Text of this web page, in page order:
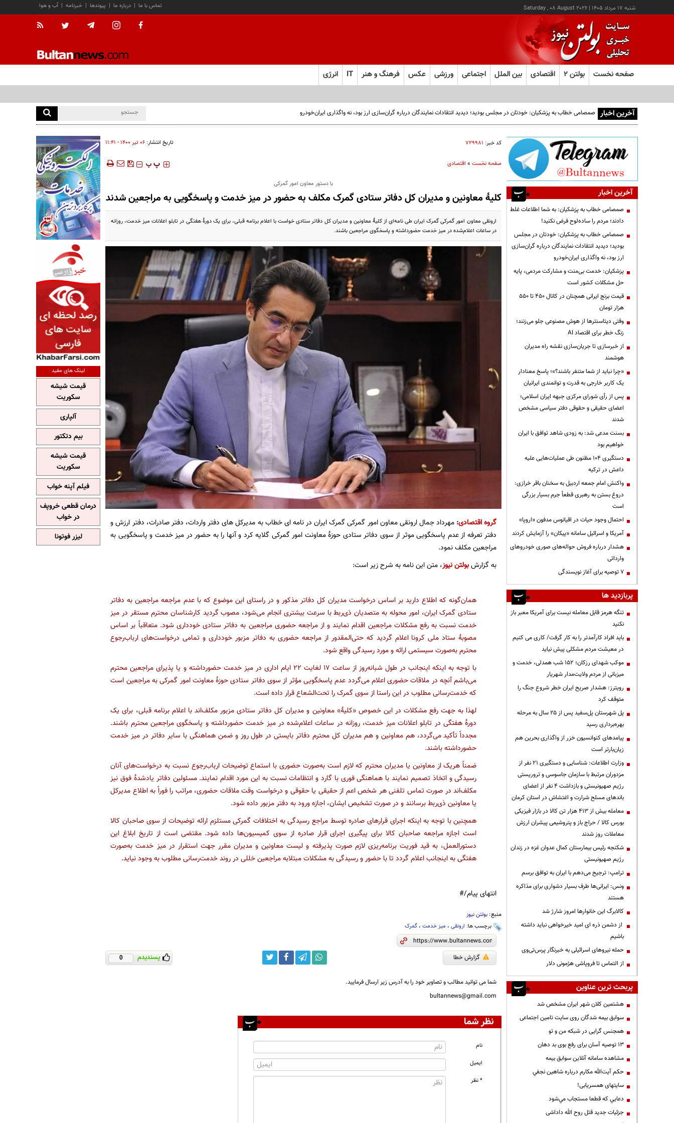
شنبه ۱۷ مرداد ۱۴۰۵ |
Saturday , 08 August 2026 آب و هوا | خبرنامه | پیوندها | درباره ما | تماس با ما
صفحه نخست بولتن ۲ اقتصادی بین الملل اجتماعی ورزشی عکس فرهنگ و هنر IT انرژی
آخرین اخبار صمصامی خطاب به پزشکیان: خودتان در مجلس بودید؛ دیدید انتقادات نمایندگان درباره گران‌سازی ارز بود، نه واگذاری ایران‌خودرو
کد خبر: ۷۲۹۹۸۱ تاریخ انتشار: ۰۶ تير ۱۴۰۰ - ۱۱:۴۱
صفحه نخست» اقتصادی ‍‍‍ پ پ
با دستور معاون امور گمرکی
کلیۀ معاونین و مدیران کل دفاتر ستادی گمرک مکلف به حضور در میز خدمت و پاسخگویی به مراجعین شدند
ارونقی معاون امور گمرکی گمرک ایران طی نامه‌ای از کلیۀ معاونین و مدیران کل دفاتر ستادی خواست با اعلام برنامه قبلی، برای یک دورۀ هفتگی در تابلو اعلانات میز خدمت، روزانه
در ساعات اعلام‌شده در میز خدمت حضورداشته و پاسخگوی مراجعین باشند.
گروه اقتصادی: مهرداد جمال ارونقی معاون امور گمرکی گمرک ایران در نامه ای خطاب به مدیرکل های دفتر واردات، دفتر صادرات، دفتر ارزش و
دفتر تعرفه از عدم پاسخگویی موثر از سوی دفاتر ستادی حوزۀ معاونت امور گمرکی گلایه کرد و آنها را به حضور در میز خدمت و پاسخگویی به
مراجعین مکلف نمود.
به گزارشبولتن نیوز، متن این نامه به شرح زیر است:
همان‌گونه که اطلاع دارید بر اساس درخواست مدیران کل دفاتر مذکور و در راستای این موضوع که با عدم مراجعه مراجعین به دفاتر
ستادی گمرک ایران، امور محوله به متصدیان ذی‌ربط با سرعت بیشتری انجام می‌شود، مصوب گردید کارشناسان محترم مستقر در میز
خدمت نسبت به رفع مشکلات مراجعین اقدام نمایند و از مراجعه حضوری مراجعین به دفاتر ستادی خودداری شود. متعاقباً بر اساس
مصوبۀ ستاد ملی کرونا اعلام گردید که حتی‌المقدور از مراجعه حضوری به دفاتر مزبور خودداری و تمامی درخواست‌های ارباب‌رجوع
محترم به‌صورت سیستمی ارائه و مورد رسیدگی واقع شود.
با توجه به اینکه اینجانب در طول شبانه‌روز از ساعت ١٧ لغایت ٢٢ ایام اداری در میز خدمت حضورداشته و یا پذیرای مراجعین محترم
می‌باشم آنچه در ملاقات حضوری اعلام می‌گردد عدم پاسخگویی مؤثر از سوی دفاتر ستادی حوزۀ معاونت امور گمرکی به مراجعین است
که خدمت‌رسانی مطلوب در این راستا از سوی گمرک را تحت‌الشعاع قرار داده است.
لهذا به جهت رفع مشکلات در این خصوص «کلیۀ» معاونین و مدیران کل دفاتر ستادی مزبور مکلف‌اند با اعلام برنامه قبلی، برای یک
دورۀ هفتگی در تابلو اعلانات میز خدمت، روزانه در ساعات اعلام‌شده در میز خدمت حضورداشته و پاسخگوی مراجعین محترم باشند.
مجدداً تأکید می‌گردد، هم معاونین و هم مدیران کل محترم دفاتر بایستی در طول روز و ضمن هماهنگی با سایر دفاتر در میز خدمت
حضورداشته باشند.
ضمناً هریک از معاونین یا مدیران محترم که لازم است به‌صورت حضوری با استماع توضیحات ارباب‌رجوع نسبت به درخواست‌های آنان
رسیدگی و اتخاذ تصمیم نمایند با هماهنگی فوری با گارد و انتظامات نسبت به این مورد اقدام نمایند. مسئولین دفاتر یادشدۀ فوق نیز
مکلف‌اند در صورت تماس تلفنی هر شخص اعم از حقیقی یا حقوقی و درخواست وقت ملاقات حضوری، مراتب را فوراً به اطلاع مدیرکل
یا معاونین ذی‌ربط برسانند و در صورت تشخیص ایشان، اجازه ورود به دفتر مزبور داده شود.
همچنین با توجه به اینکه اجرای قرارهای صادره توسط مراجع رسیدگی به اختلافات گمرکی مستلزم ارائه توضیحات از سوی صاحبان کالا
است اجازه مراجعه صاحبان کالا برای پیگیری اجرای قرار صادره از سوی کمیسیون‌ها داده شود. مقتضی است از تاریخ ابلاغ این
دستورالعمل، به قید فوریت برنامه‌ریزی لازم صورت پذیرفته و لیست معاونین و مدیران مقرر جهت استقرار در میز خدمت به‌صورت
هفتگی به اینجانب اعلام گردد تا با حضور و رسیدگی به مشکلات مبتلابه مراجعین خللی در روند خدمت‌رسانی مطلوب به وجود نیاید.
انتهای پیام/#
منبع: بولتن نیوز
برچسب ها: ارونقی، میز خدمت، گمرک
گزارش خطا پسندیدم 0
شما می توانید مطالب و تصاویر خود را به آدرس زیر ارسال فرمایید.
bultannews@gmail.com
نظر شما
نام
ایمیل
* نظر
آخرین اخبار
صمصامی خطاب به پزشکیان: به شما اطلاعات غلط
دادند؛ مردم را ساده‌لوح فرض نکنید!
صمصامی خطاب به پزشکیان: خودتان در مجلس
بودید؛ دیدید انتقادات نمایندگان درباره گران‌سازی
ارز بود، نه واگذاری ایران‌خودرو
پزشکیان: خدمت بی‌منت و مشارکت مردمی، پایه
حل مشکلات کشور است
قیمت‌ برنج ایرانی همچنان در کانال ۴۵۰ تا ۵۵۰
هزار تومان
وقتی دیتاسنترها از هوش مصنوعی جلو می‌زنند؛
زنگ خطر برای اقتصاد AI
از خبرسازی تا جریان‌سازی نقشه راه مدیران
هوشمند
«چرا نباید از شما متنفر باشند؟»؛ پاسخ معنادار
یک کاربر خارجی به قدرت و توانمندی ایرانیان
پس از رأی شورای مرکزی جبهه ایران اسلامی؛
اعضای حقیقی و حقوقی دفتر سیاسی مشخص
شدند
بسنت مدعی شد: به زودی شاهد توافق با ایران
خواهیم بود
دستگیری ۱۰۴ مظنون طی عملیات‌هایی علیه
داعش در ترکیه
واکنش امام جمعه اردبیل به سخنان باقر خرازی:
دروغ بستن به رهبری قطعاً جرم بسیار بزرگی
است
احتمال وجود حیات در اقیانوس مدفون «اروپا»
آمریکا و اسرائیل سامانه «پیکان» را آزمایش کردند
هشدار درباره فروش حواله‌های صوری خودروهای
وارداتی
۷ توصیه برای آغاز نویسندگی
پربازدید ها
تنگه هرمز قابل معامله نیست برای آمریکا معبر باز
نکنید
باید افراد کارآمدتر را به کار گرفت/ کاری می کنیم
در معیشت مردم مشکلی پیش نیاید
موکب شهدای رزکان؛ ۱۵۲ شب همدلی، خدمت و
میزبانی از مردم ولایت‌مدار شهریار
رویترز: هشدار صریح ایران خطر شروع جنگ را
متوقف کرد
پل شهرستان پل‌سفید پس از ۲۵ سال به مرحله
بهره‌برداری رسید
پیامدهای کنوانسیون خزر از واگذاری بحرین هم
زیان‌بارتر است
وزارت اطلاعات: شناسایی و دستگیری ۲۱ نفر از
مزدوران مرتبط با سازمان جاسوسی و تروریستی
رژیم صهیونیستی و بازداشت ۴ نفر از اعضای
باندهای مسلح شرارت و اغتشاش در استان کرمان
معامله بیش از ۴۱۳ هزار تن کالا در بازار فیزیکی
بورس کالا / حراج باز و پتروشیمی پیشران ارزش
معاملات روز شدند
شکنجه رئیس بیمارستان کمال عدوان غزه در زندان
رژیم صهیونیستی
ترامپ: ترجیح می‌دهم با ایران به توافق برسم
ونس: ایرانی‌ها طرف بسیار دشواری برای مذاکره
هستند
کالابرگ این خانوارها امروز شارژ شد
از دشمن ذره ای امید خیرخواهی نباید داشته
باشیم
حمله نیروهای اسرائیلی به خبرنگار پرس‌تی‌وی
از التماس تا فروپاشی هژمونی دلار
پربحث ترین عناوین
هشتمین کلان شهر ایران مشخص شد
سوابق بیمه شدگان روی سایت تامین اجتماعی
همجنس گرایی در شبکه من و تو
13 توصیه آسان برای رفع بوی بد دهان
مشاهده سامانه آنلاين سوابق بیمه
حكم آيت‌الله مكارم درباره شاهين نجفي
سایتهای همسریابی!
دعايي كه قطعا مستجاب مي‌شود
جزئیات جدید قتل روح الله داداشی
لینک های مفید
قیمت شیشه
سکوریت
آلپاری
بیم دتکتور
قیمت شیشه
سکوریت
فیلم آپنه خواب
درمان قطعی خروپف
در خواب
لیزر فوتونا